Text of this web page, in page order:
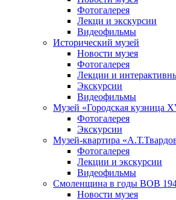
Фотогалерея
Лекци и экскурсии
Видеофильмы
Исторический музей
Новости музея
Фотогалерея
Лекции и
Экскурсии
Видеофильмы
Музей «Городская кузница
Фотогалерея
Экскурсии
Музей-квартира
Фотогалерея
Лекции и экскурсии
Видеофильмы
Смоленщина в годы ВОВ
Новости музея